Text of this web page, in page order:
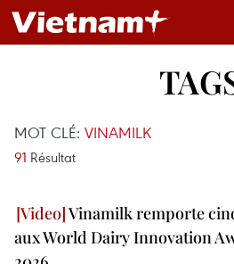
MOT CLÉ: VINAMILK
91 Résultat
Vinamilk remporte
aux World Dairy Innovation